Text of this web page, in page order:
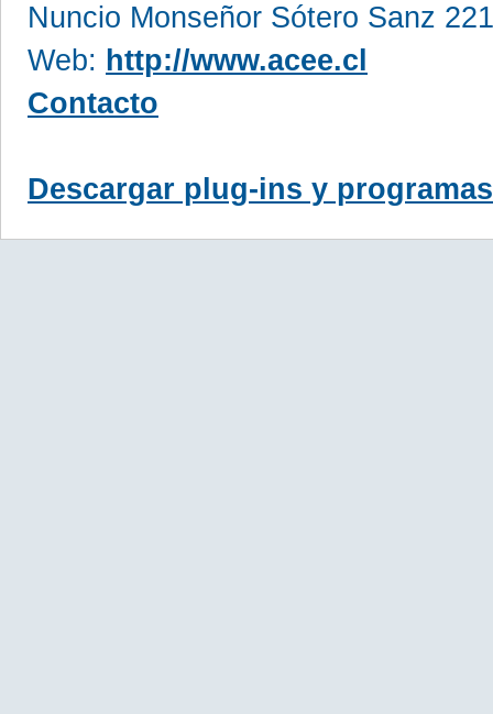
Nuncio Monseñor Sótero Sanz
Web: http://www.acee.cl
Contacto
Descargar plug-ins y